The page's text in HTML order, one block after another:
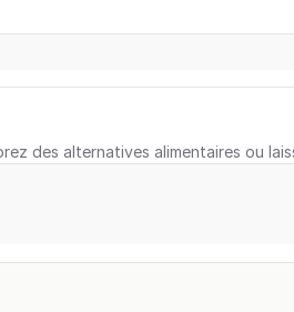
des alternatives alimentaires ou